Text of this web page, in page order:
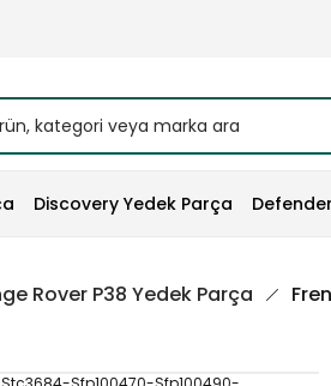
Discovery Yedek Parça
Rover P38 Yedek Parça